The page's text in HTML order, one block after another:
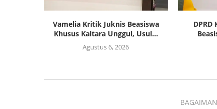
Vamelia Kritik Juknis Beasiswa
Khusus Kaltara Unggul, Usul...
Agustus 6, 2026